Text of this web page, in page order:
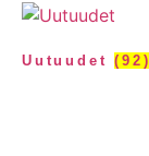
Uutuudet(92)